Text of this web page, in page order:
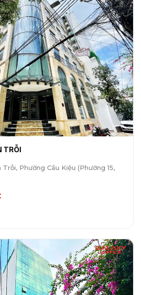
TRỖI
Phường Cầu Kiệu (Phường 15,